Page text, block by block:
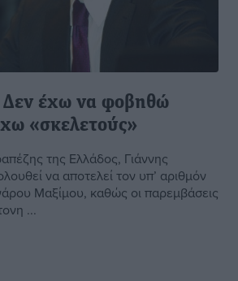
Δεν έχω να φοβηθώ
«σκελετούς»
της Ελλάδος, Γιάννης
να αποτελεί τον υπ’ αριθμόν
Μαξίμου, καθώς οι παρεμβάσεις
...